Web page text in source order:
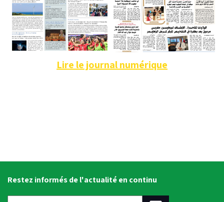
Lire le journal numérique
Restez informés de l'actualité en continu